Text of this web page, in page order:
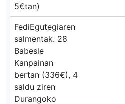
5€tan)
FediEgutegiaren
salmentak. 28
Babesle
Kanpainan
bertan (336€), 4
saldu ziren
Durangoko